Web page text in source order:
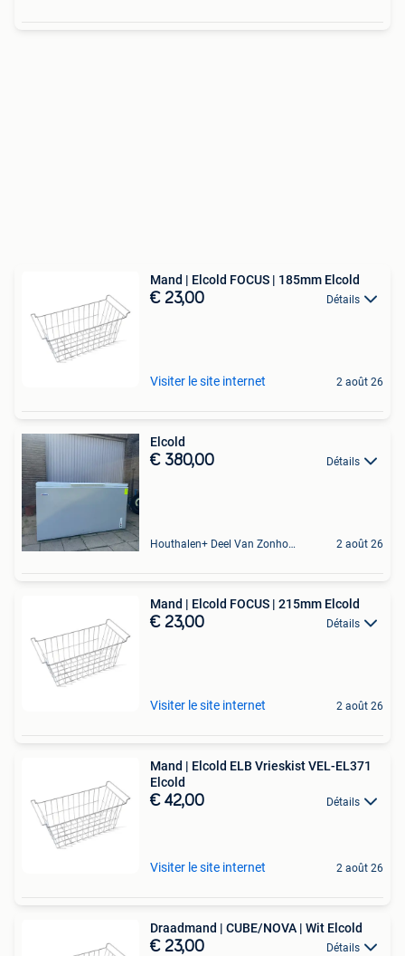
Mand | Elcold FOCUS | 185mm Elcold
€ 23,00 Détails
Visiter le site internet 2 août 26
Elcold
€ 380,00 Détails
Houthalen+ Deel Van Zonhoven En Zolder 2 août 26
Mand | Elcold FOCUS | 215mm Elcold
€ 23,00 Détails
Visiter le site internet 2 août 26
Mand | Elcold ELB Vrieskist VEL-EL371
Elcold
€ 42,00 Détails
Visiter le site internet 2 août 26
Draadmand | CUBE/NOVA | Wit Elcold
€ 23,00 Détails